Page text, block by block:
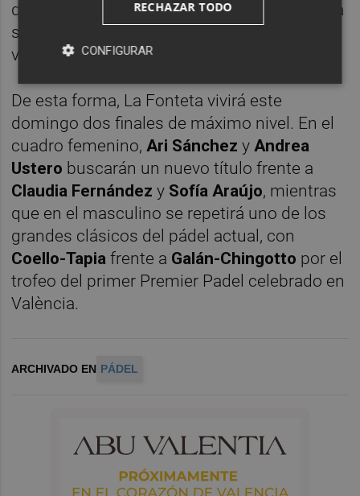
que les permite presentarse en la final con la
sensación de haber recuperado su mejor
versión.
De esta forma, La Fonteta vivirá este
domingo dos finales de máximo nivel. En el
cuadro femenino,Ari Sánchez yAndrea
Ustero buscarán un nuevo título frente a
Claudia Fernández y Sofía Araújo, mientras
que en el masculino se repetirá uno de los
grandes clásicos del pádel actual, con
Coello-Tapia frente a Galán-Chingotto por el
trofeo del primer Premier Padel celebrado en
València.
ARCHIVADO EN PÁDEL
RECHAZAR TODO
CONFIGURAR